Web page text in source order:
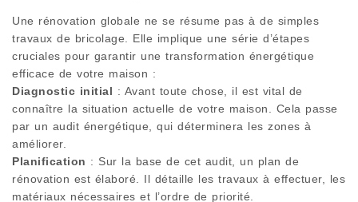
Une rénovation globale ne se résume pas à de simples
travaux de bricolage. Elle implique une série d’étapes
cruciales pour garantir une transformation énergétique
efficace de votre maison :
Diagnostic initial : Avant toute chose, il est vital de
connaître la situation actuelle de votre maison. Cela passe
par un audit énergétique, qui déterminera les zones à
améliorer.
Planification : Sur la base de cet audit, un plan de
rénovation est élaboré. Il détaille les travaux à effectuer, les
matériaux nécessaires et l’ordre de priorité.